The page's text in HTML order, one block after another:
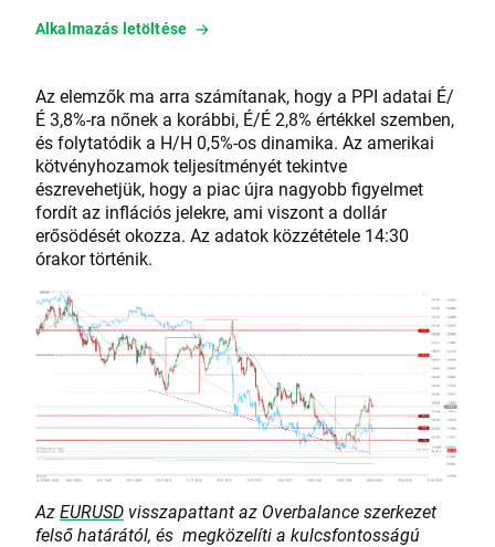
Alkalmazás letöltése
Az elemzők ma arra számítanak, hogy a PPI adatai É/
É 3,8%-ra nőnek a korábbi, É/É 2,8% értékkel szemben,
és folytatódik a H/H 0,5%-os dinamika. Az amerikai
kötvényhozamok teljesítményét tekintve
észrevehetjük, hogy a piac újra nagyobb figyelmet
fordít az inflációs jelekre, ami viszont a dollár
erősödését okozza. Az adatok közzététele 14:30
órakor történik.
AzEURUSD visszapattant az Overbalance szerkezet
felső határától, és megközelíti a kulcsfontosságú